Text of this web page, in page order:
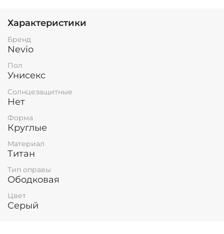
Характеристики
Бренд
Nevio
Пол
Унисекс
Солнцезащитные
Нет
Форма
Круглые
Материал
Титан
Тип оправы
Ободковая
Цвет
Серый